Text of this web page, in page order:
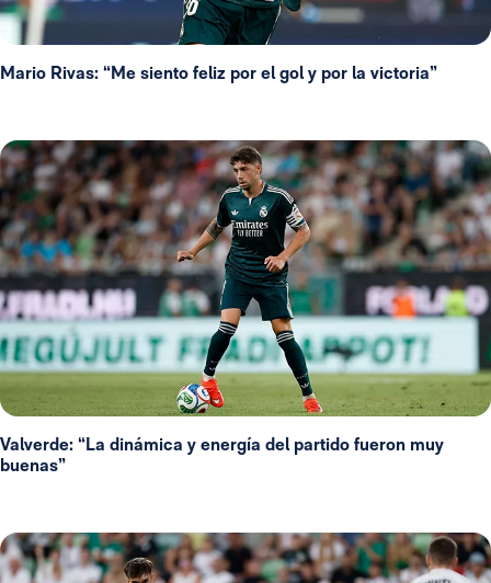
Mario Rivas: “Me siento feliz por el gol y por la victoria”
Valverde: “La dinámica y energía del partido fueron muy
buenas”